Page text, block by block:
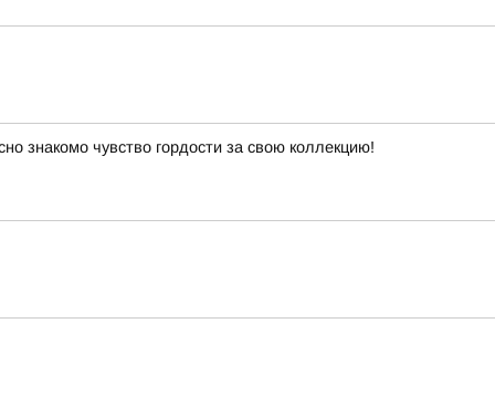
знакомо чувство гордости за свою коллекцию!